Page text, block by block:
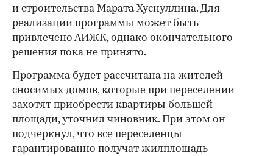
и строительства Марата Хуснуллина. Для
реализации программы может быть
привлечено АИЖК, однако окончательного
решения пока не принято.
Программа будет рассчитана на жителей
сносимых домов, которые при переселении
захотят приобрести квартиры большей
площади, уточнил чиновник. При этом он
подчеркнул, что все переселенцы
гарантированно получат жилплощадь